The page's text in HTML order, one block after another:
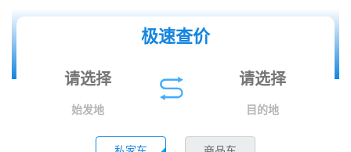
极速查价
始发地 目的地